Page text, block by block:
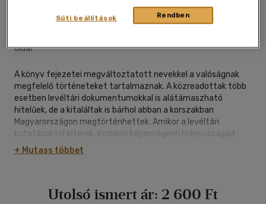
oldal
A könyv fejezetei megváltoztatott nevekkel a valóságnak
megfelelő történeteket tartalmaznak. A közreadottak több
esetben levéltári dokumentumokkal is alátámaszható
hitelűek, de a kitaláltak is bárhol abban a korszakban
Magyarországon megtörténhettek. Amikor a levéltári
kutatásoktól eltérek, irodalmi képességeim hiányosságait
kérem bocsnatos bünömként kezelni.
+ Mutass többet
Utolsó ismert ár: 2 600 Ft
Rendben
Süti beállítások